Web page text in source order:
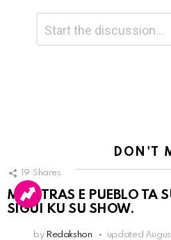
Reply
DON'T
19 Shares
MIENTRAS E PUEBLO TA
SIGUI KU SU SHOW.
by Redakshon updated